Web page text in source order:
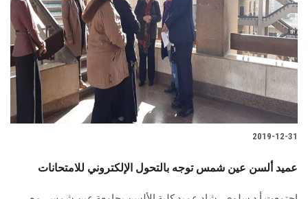
2019-12-31
عميد ألسن عين شمس توجه بالتحول الإلكتروني للامتحانات